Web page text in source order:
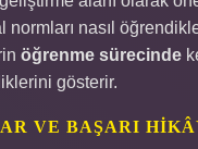
nasıl
öğrenme sürecinde
gösterir.
VE BAŞARI